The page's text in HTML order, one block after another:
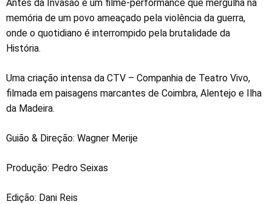
Antes da Invasão é um filme-performance que mergulha na
memória de um povo ameaçado pela violência da guerra,
onde o quotidiano é interrompido pela brutalidade da
História.
Uma criação intensa da CTV – Companhia de Teatro Vivo,
filmada em paisagens marcantes de Coimbra, Alentejo e Ilha
da Madeira.
Guião & Direção: Wagner Merije
Produção: Pedro Seixas
Edição: Dani Reis